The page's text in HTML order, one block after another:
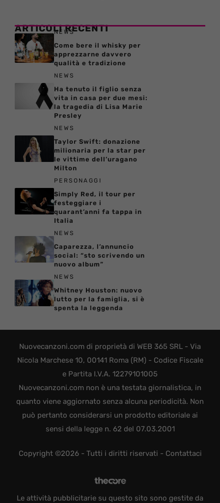
ARTICOLI RECENTI
NEWS
Come bere il whisky per
apprezzarne davvero
qualità e tradizione
NEWS
Ha tenuto il figlio senza
vita in casa per due mesi:
la tragedia di Lisa Marie
Presley
NEWS
Taylor Swift: donazione
milionaria per la star per
le vittime dell’uragano
Milton
PERSONAGGI
Simply Red, il tour per
festeggiare i
quarant’anni fa tappa in
Italia
NEWS
Caparezza, l’annuncio
social: “sto scrivendo un
nuovo album”
NEWS
Whitney Houston: nuovo
lutto per la famiglia, si è
spenta la leggenda
Nuovecanzoni.com di proprietà di WEB 365 SRL - Via
Nicola Marchese 10, 00141 Roma (RM) - Codice Fiscale
e Partita I.V.A. 12279101005
Nuovecanzoni.com non è una testata giornalistica, in
quanto viene aggiornato senza alcuna periodicità. Non
può pertanto considerarsi un prodotto editoriale ai
sensi della legge n. 62 del 07.03.2001
Copyright ©2026 - Tutti i diritti riservati - Contattaci
Le attività pubblicitarie su questo sito sono gestite da